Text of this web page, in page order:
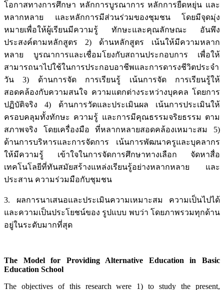
โอกาสทางการศึกษา หลักการบูรณาการ หลักการยืดหยุ่น และ
หลากหลาย และหลักการมีส่วนร่วมของชุมชน โดยมีจุดมุ่ง
หมายเพื่อให้ผู้เรียนมีความรู้ ทักษะและคุณลักษณะ อันพึง
ประสงค์ตามหลักสูตร 2) ด้านหลักสูตร เน้นให้มีความหลาก
หลาย บูรณาการและเชื่อมโยงกับสถานประกอบการ เพื่อให้
สามารถนาไปใช้ในการประกอบอาชีพและการดารงชีวิตประจำ
วัน 3) ด้านการจัด การเรียนรู้ เน้นการจัด การเรียนรู้ให้
สอดคล้องกับความสนใจ ความแตกต่างระหว่างบุคคล โดยการ
ปฏิบัติจริง 4) ด้านการวัดและประเมินผล เน้นการประเมินให้
ครอบคลุมทั้งทักษะ ความรู้ และการมีคุณธรรมจริยธรรม ตาม
สภาพจริง โดยเครื่องมือ ที่หลากหลายสอดคล้องเหมาะสม 5)
ด้านการบริหารและการจัดการ เน้นการพัฒนาครูและบุคลากร
ให้มีความรู้ เข้าใจในการจัดการศึกษาทางเลือก จัดหาสื่อ
เทคโนโลยีที่ทันสมัยสร้างแหล่งเรียนรู้อย่างหลากหลาย และ
ประสาน ความร่วมมือกับชุมชน
3. ผลการนาเสนอและประเมินความเหมาะสม ความเป็นไปได้
และความเป็นประโยชน์ของ รูปแบบ พบว่า โดยภาพรวมทุกด้าน
อยู่ในระดับมากที่สุด
The Model for Providing Alternative Education in Basic
Education School
The objectives of this research were 1) to study the present,